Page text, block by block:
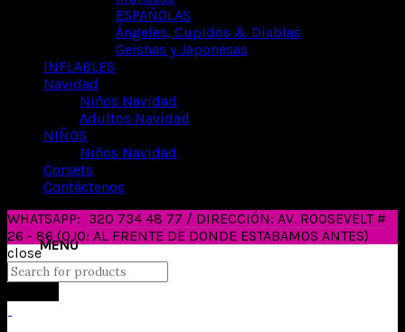
ESPAÑOLAS
Ángeles, Cupidos & Diablas
Geishas y Japonesas
INFLABLES
Navidad
Niños Navidad
Adultos Navidad
NIÑOS
Niños Navidad
Corsets
Contáctenos
WHATSAPP: 320 734 48 77 / DIRECCIÓN: AV. ROOSEVELT #
26 - 86 (OJO: AL FRENTE DE DONDE ESTABAMOS ANTES)
close